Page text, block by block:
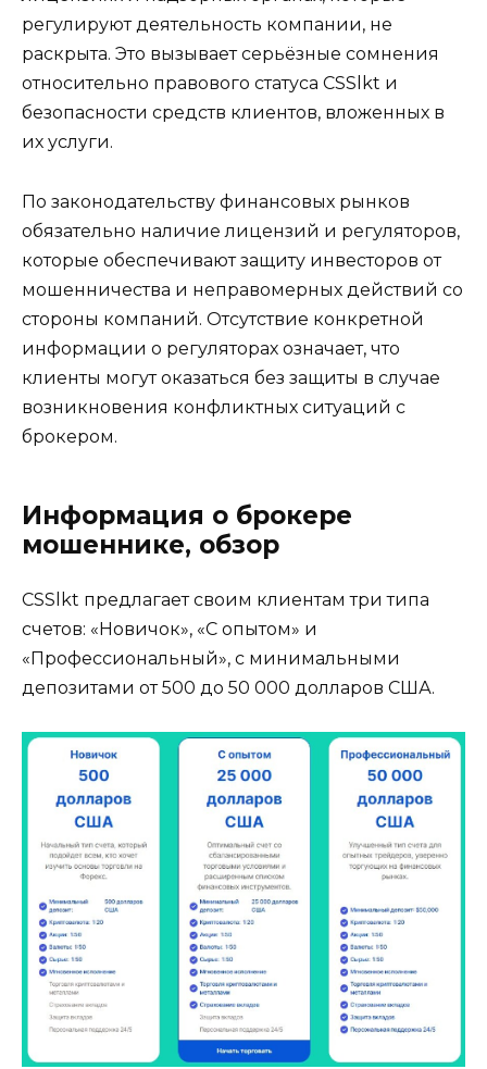
регулируют деятельность компании, не
раскрыта. Это вызывает серьёзные сомнения
относительно правового статуса CSSlkt и
безопасности средств клиентов, вложенных в
их услуги.
По законодательству финансовых рынков
обязательно наличие лицензий и регуляторов,
которые обеспечивают защиту инвесторов от
мошенничества и неправомерных действий со
стороны компаний. Отсутствие конкретной
информации о регуляторах означает, что
клиенты могут оказаться без защиты в случае
возникновения конфликтных ситуаций с
брокером.
Информация о брокере
мошеннике, обзор
CSSlkt предлагает своим клиентам три типа
счетов: «Новичок», «С опытом» и
«Профессиональный», с минимальными
депозитами от 500 до 50 000 долларов США.